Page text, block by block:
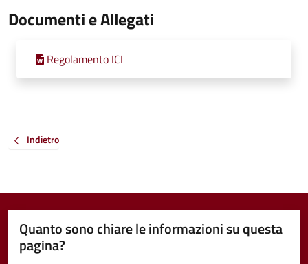
Documenti e Allegati
Regolamento ICI
Indietro
Quanto sono chiare le informazioni su questa
pagina?